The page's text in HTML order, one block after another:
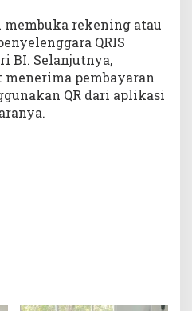
rekening atau
QRIS
BI​. Selanjutnya,
menerima pembayaran
QR dari aplikasi